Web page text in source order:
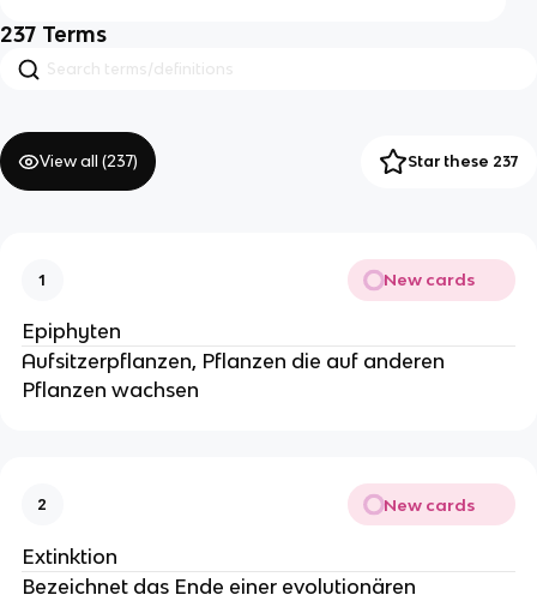
237 Terms
View all (237) Star these 237
1 New cards
Epiphyten
Aufsitzerpflanzen, Pflanzen die auf anderen
Pflanzen wachsen
2 New cards
Extinktion
Bezeichnet das Ende einer evolutionären